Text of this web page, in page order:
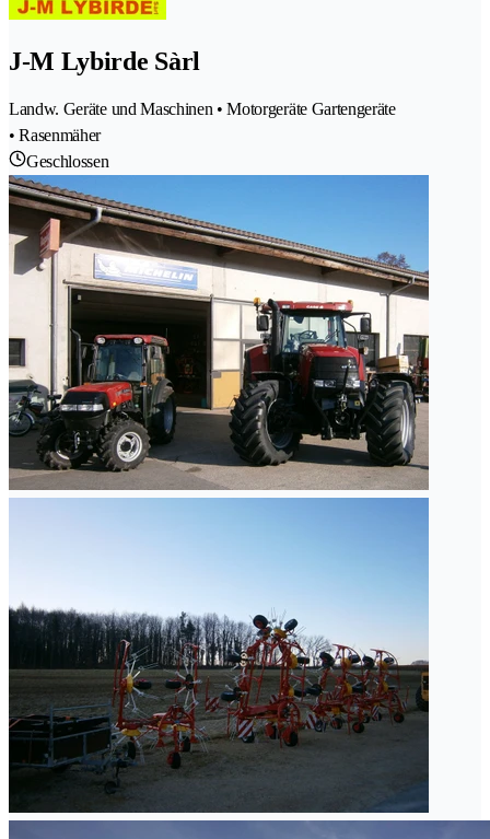
J-M Lybirde Sàrl
Landw. Geräte und Maschinen • Motorgeräte Gartengeräte
• Rasenmäher
Geschlossen